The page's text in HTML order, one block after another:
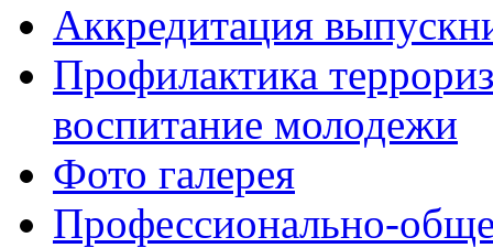
Аккредитация
Профилактика
воспитание молодежи
Фото галерея
Профессионально-